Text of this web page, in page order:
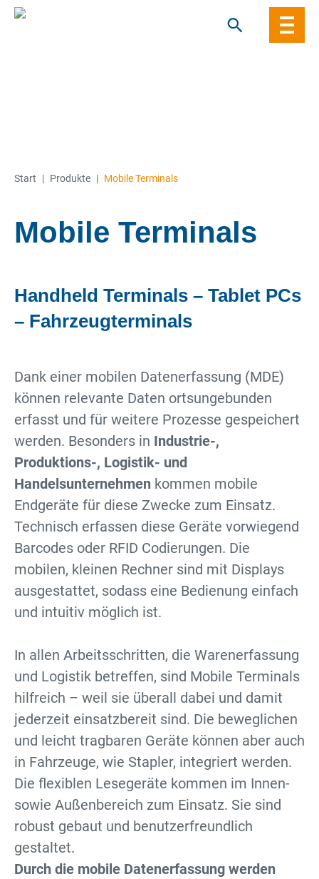
Start | Produkte | Mobile Terminals
Mobile Terminals
Handheld Terminals – Tablet PCs
– Fahrzeugterminals
Dank einer mobilen Datenerfassung (MDE)
können relevante Daten ortsungebunden
erfasst und für weitere Prozesse gespeichert
werden. Besonders in Industrie-,
Produktions-, Logistik- und
Handelsunternehmen kommen mobile
Endgeräte für diese Zwecke zum Einsatz.
Technisch erfassen diese Geräte vorwiegend
Barcodes oder RFID Codierungen. Die
mobilen, kleinen Rechner sind mit Displays
ausgestattet, sodass eine Bedienung einfach
und intuitiv möglich ist.
In allen Arbeitsschritten, die Warenerfassung
und Logistik betreffen, sind Mobile Terminals
hilfreich – weil sie überall dabei und damit
jederzeit einsatzbereit sind. Die beweglichen
und leicht tragbaren Geräte können aber auch
in Fahrzeuge, wie Stapler, integriert werden.
Die flexiblen Lesegeräte kommen im Innen-
sowie Außenbereich zum Einsatz. Sie sind
robust gebaut und benutzerfreundlich
gestaltet.
Durch die mobile Datenerfassung werden